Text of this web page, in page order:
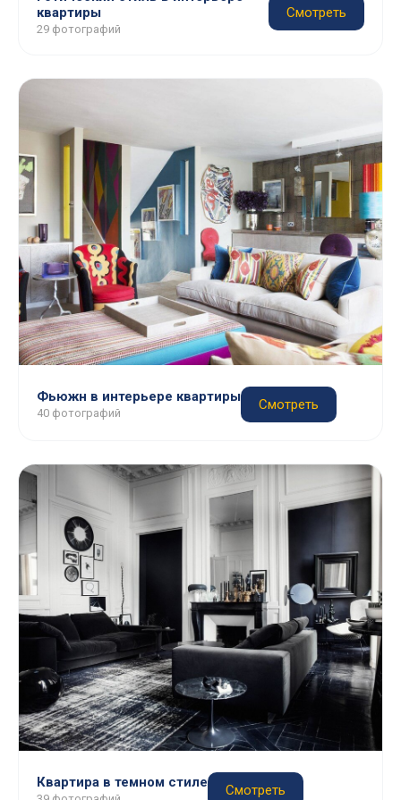
квартиры
29 фотографий
Смотреть
Фьюжн в интерьере квартиры
40 фотографий
Смотреть
Квартира в темном стиле Смотреть